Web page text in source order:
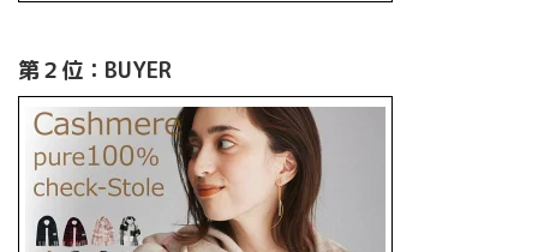
第２位：BUYER